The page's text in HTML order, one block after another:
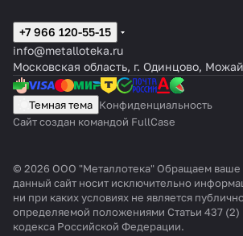
+7 966 120-55-15
info@metalloteka.ru
Московская область, г. Одинцово,
Темная тема Конфиденциальность
Сайт создан командой FullCase
© 2026 ООО "Металлотека" Обращаем ваше
данный сайт носит исключительно
ни при каких условиях не является
определяемой положениями Статьи 437 (2)
кодекса Российской Федерации.